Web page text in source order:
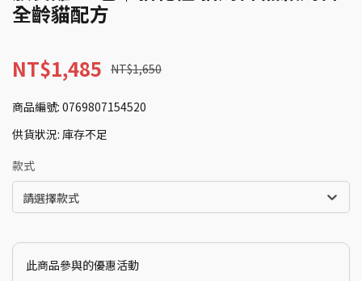
全齡貓配方
NT$1,485 NT$1,650
商品編號: 0769807154520
供貨狀況: 庫存不足
款式
請選擇款式
此商品參與的優惠活動